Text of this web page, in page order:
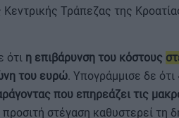
Τράπεζας της
ότι η επιβάρυνση του κόστους
του ευρώ. Υπογράμμισε δε ότι
που επηρεάζει τις
στέγαση καθυστερεί τη